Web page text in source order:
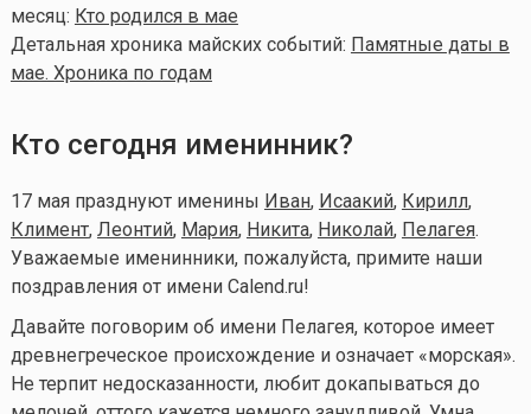
месяц: Кто родился в мае
Детальная хроника майских событий: Памятные даты в
мае. Хроника по годам
Кто сегодня именинник?
17 мая празднуют именины Иван, Исаакий, Кирилл,
Климент, Леонтий, Мария, Никита, Николай, Пелагея.
Уважаемые именинники, пожалуйста, примите наши
поздравления от имени Calend.ru!
Давайте поговорим об имени Пелагея, которое имеет
древнегреческое происхождение и означает «морская».
Не терпит недосказанности, любит докапываться до